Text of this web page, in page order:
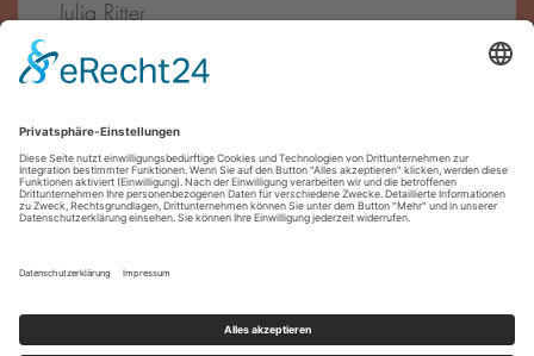
Julia Ritter
E-Mail:reservierung@theater-pfuetze.de
Datenschutz